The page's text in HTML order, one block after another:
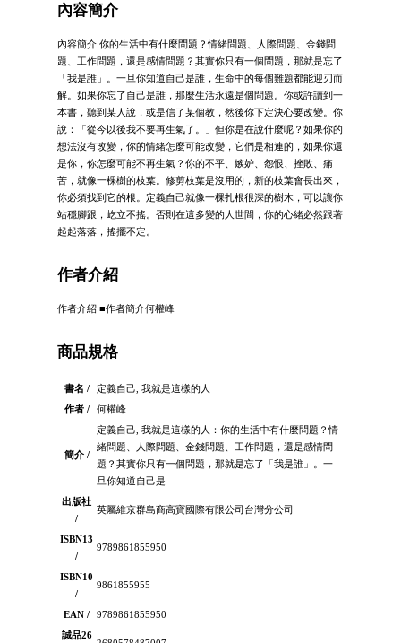
內容簡介
內容簡介 你的生活中有什麼問題？情緒問題、人際問題、金錢問
題、工作問題，還是感情問題？其實你只有一個問題，那就是忘了
「我是誰」。一旦你知道自己是誰，生命中的每個難題都能迎刃而
解。如果你忘了自己是誰，那麼生活永遠是個問題。你或許讀到一
本書，聽到某人說，或是信了某個教，然後你下定決心要改變。你
說：「從今以後我不要再生氣了。」但你是在說什麼呢？如果你的
想法沒有改變，你的情緒怎麼可能改變，它們是相連的，如果你還
是你，你怎麼可能不再生氣？你的不平、嫉妒、怨恨、挫敗、痛
苦，就像一棵樹的枝葉。修剪枝葉是沒用的，新的枝葉會長出來，
你必須找到它的根。定義自己就像一棵扎根很深的樹木，可以讓你
站穩腳跟，屹立不搖。否則在這多變的人世間，你的心緒必然跟著
起起落落，搖擺不定。
作者介紹
作者介紹 ■作者簡介何權峰
商品規格
書名 /
定義自己, 我就是這樣的人
作者 /
何權峰
簡介 /
定義自己, 我就是這樣的人：你的生活中有什麼問題？情
緒問題、人際問題、金錢問題、工作問題，還是感情問
題？其實你只有一個問題，那就是忘了「我是誰」。一
旦你知道自己是
出版社
/
英屬維京群島商高寶國際有限公司台灣分公司
ISBN13
/
9789861855950
ISBN10
/
9861855955
EAN /
9789861855950
誠品26